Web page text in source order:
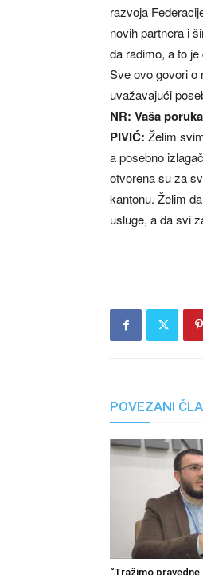
razvoja
novih partnera i
da radimo, a to
Sve ovo govori o
uvažavajući
NR: Vaša
PIVIĆ: Želim
a posebno
otvorena su za
kantonu. Želim
usluge, a da svi
POVEZANI
“Tražimo